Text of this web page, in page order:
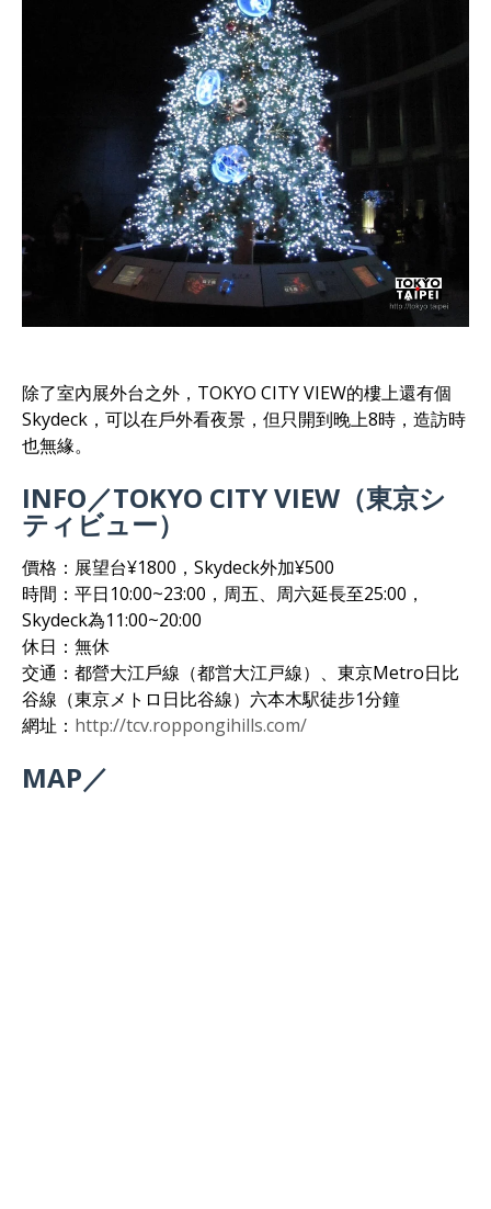
除了室內展外台之外，TOKYO CITY VIEW的樓上還有個
Skydeck，可以在戶外看夜景，但只開到晚上8時，造訪時
也無緣。
INFO／TOKYO CITY VIEW（東京シ
ティビュー）
價格：展望台¥1800，Skydeck外加¥500
時間：平日10:00~23:00，周五、周六延長至25:00，
Skydeck為11:00~20:00
休日：無休
交通：都營大江戶線（都営大江戸線）、東京Metro日比
谷線（東京メトロ日比谷線）六本木駅徒步1分鐘
網址： http://tcv.roppongihills.com/
MAP／